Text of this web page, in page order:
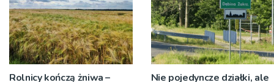
Rolnicy kończą żniwa –
Nie pojedyncze działki, ale